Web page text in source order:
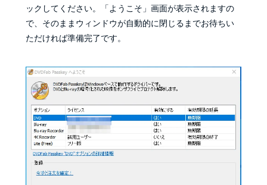
ックしてください。「ようこそ」画面が表示されますの
で、そのままウィンドウが自動的に閉じるまでお待ちい
ただければ準備完了です。